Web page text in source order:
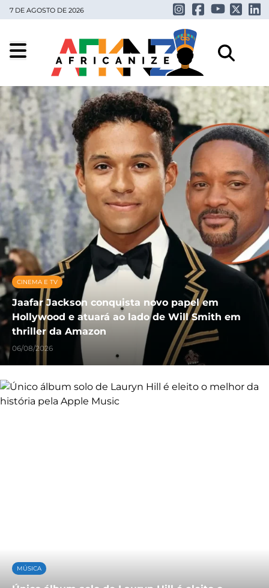
7 DE AGOSTO DE 2026
CINEMA E TV
Jaafar Jackson conquista novo papel em
Hollywood e atuará ao lado de Will Smith em
thriller da Amazon
06/08/2026
MÚSICA